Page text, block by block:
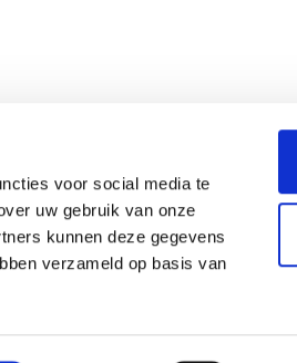
voor social media te
uw gebruik van onze
kunnen deze gegevens
verzameld op basis van